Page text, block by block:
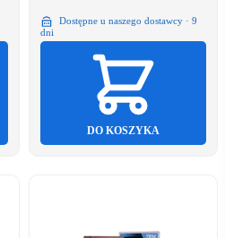
Dostępne u naszego dostawcy · 9
dni
DO KOSZYKA